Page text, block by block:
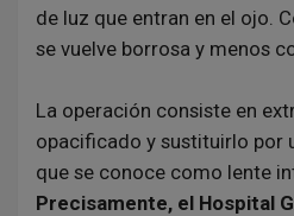
de luz que entran en el ojo.
se vuelve borrosa y menos
La operación consiste en
opacificado y sustituirlo por
que se conoce como lente
Precisamente, el Hospital